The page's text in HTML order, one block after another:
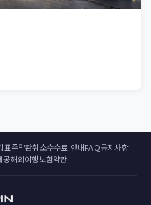
표준약관취소수수료 안내FAQ공지사항
공해외여행보험약관